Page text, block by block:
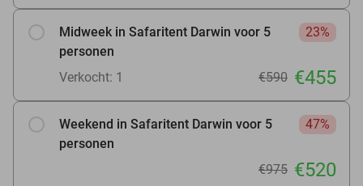
Midweek in Safaritent Darwin voor 5
personen
23%
Verkocht: 1 €590 €455
Weekend in Safaritent Darwin voor 5
personen
47%
€975 €520